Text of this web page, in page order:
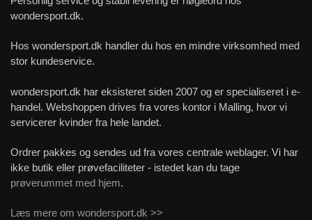
wondersport.dk.
Hos wondersport.dk handler du hos en mindre virksomhed med
stor kundeservice.
wondersport.dk har eksisteret siden 2007 og er specialiseret i e-
handel. Webshoppen drives fra vores kontor i Malling, hvor vi
servicerer kvinder fra hele landet.
Ordrer pakkes og sendes ud fra vores centrale weblager. Vi har
ikke butik eller prøvefaciliteter - istedet kan du tage
prøverummet med hjem.
Læs mere om wondersport.dk >>